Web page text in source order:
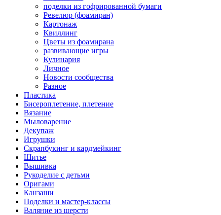
поделки из гофрированной бумаги
Ревелюр (фоамиран)
Картонаж
Квиллинг
Цветы из фоамирана
развивающие игры
Кулинария
Личное
Новости сообщества
Разное
Пластика
Бисероплетение, плетение
Вязание
Мыловарение
Декупаж
Игрушки
Скрапбукинг и кардмейкинг
Шитье
Вышивка
Рукоделие с детьми
Оригами
Канзаши
Поделки и мастер-классы
Валяние из шерсти